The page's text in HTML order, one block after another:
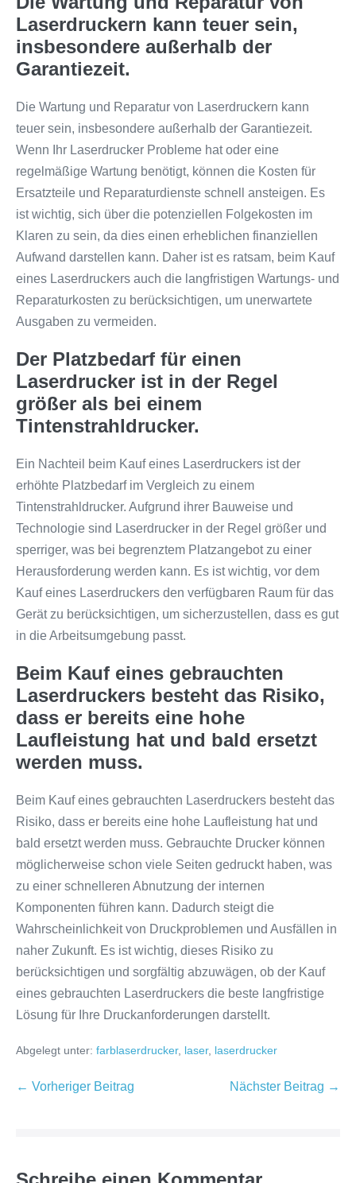
Laserdruckern kann teuer sein,
insbesondere außerhalb der
Garantiezeit.
Die Wartung und Reparatur von Laserdruckern kann
teuer sein, insbesondere außerhalb der Garantiezeit.
Wenn Ihr Laserdrucker Probleme hat oder eine
regelmäßige Wartung benötigt, können die Kosten für
Ersatzteile und Reparaturdienste schnell ansteigen. Es
ist wichtig, sich über die potenziellen Folgekosten im
Klaren zu sein, da dies einen erheblichen finanziellen
Aufwand darstellen kann. Daher ist es ratsam, beim Kauf
eines Laserdruckers auch die langfristigen Wartungs- und
Reparaturkosten zu berücksichtigen, um unerwartete
Ausgaben zu vermeiden.
Der Platzbedarf für einen
Laserdrucker ist in der Regel
größer als bei einem
Tintenstrahldrucker.
Ein Nachteil beim Kauf eines Laserdruckers ist der
erhöhte Platzbedarf im Vergleich zu einem
Tintenstrahldrucker. Aufgrund ihrer Bauweise und
Technologie sind Laserdrucker in der Regel größer und
sperriger, was bei begrenztem Platzangebot zu einer
Herausforderung werden kann. Es ist wichtig, vor dem
Kauf eines Laserdruckers den verfügbaren Raum für das
Gerät zu berücksichtigen, um sicherzustellen, dass es gut
in die Arbeitsumgebung passt.
Beim Kauf eines gebrauchten
Laserdruckers besteht das Risiko,
dass er bereits eine hohe
Laufleistung hat und bald ersetzt
werden muss.
Beim Kauf eines gebrauchten Laserdruckers besteht das
Risiko, dass er bereits eine hohe Laufleistung hat und
bald ersetzt werden muss. Gebrauchte Drucker können
möglicherweise schon viele Seiten gedruckt haben, was
zu einer schnelleren Abnutzung der internen
Komponenten führen kann. Dadurch steigt die
Wahrscheinlichkeit von Druckproblemen und Ausfällen in
naher Zukunft. Es ist wichtig, dieses Risiko zu
berücksichtigen und sorgfältig abzuwägen, ob der Kauf
eines gebrauchten Laserdruckers die beste langfristige
Lösung für Ihre Druckanforderungen darstellt.
Abgelegt unter: farblaserdrucker, laser, laserdrucker
Beitragsnavigation
← Vorheriger Beitrag Nächster Beitrag →